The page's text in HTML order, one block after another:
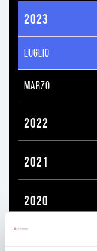
2023
LUGLIO
MARZO
2022
2021
2020